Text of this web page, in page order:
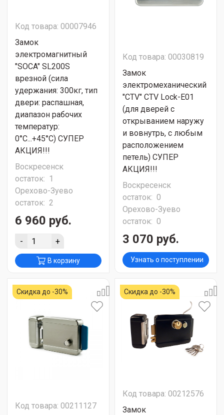
Код товара: 00007946
Замок
электромагнитный
"SOCA" SL200S
врезной (сила
удержания: 300кг, тип
двери: распашная,
диапазон рабочих
температур:
0°C...+45°C) СУПЕР
АКЦИЯ!!!
Воскресенск
остаток: 1
Орехово-Зуево
остаток: 2
6 960 руб.
- +
В корзину
Код товара: 00030819
Замок
электромеханический
"CTV" CTV Lock-E01
(для дверей с
открыванием наружу
и вовнутрь, с любым
расположением
петель) СУПЕР
АКЦИЯ!!!
Воскресенск
остаток: 0
Орехово-Зуево
остаток: 0
3 070 руб.
Узнать о поступлении
Скидка до -30%
Код товара: 00211127
Скидка до -30%
Код товара: 00212576
Замок